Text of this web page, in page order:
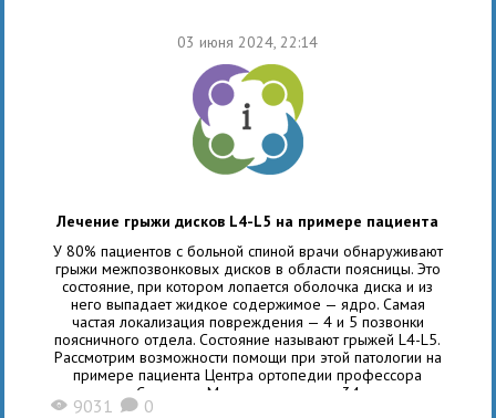
03 июня 2024, 22:14
Лечение грыжи дисков L4-L5 на примере пациента
У 80% пациентов с больной спиной врачи обнаруживают
грыжи межпозвонковых дисков в области поясницы. Это
состояние, при котором лопается оболочка диска и из
него выпадает жидкое содержимое — ядро. Самая
частая локализация повреждения — 4 и 5 позвонки
поясничного отдела. Состояние называют грыжей L4-L5.
Рассмотрим возможности помощи при этой патологии на
примере пациента Центра ортопедии профессора
Сампиева Максима, которому 34
X 9031 K 0